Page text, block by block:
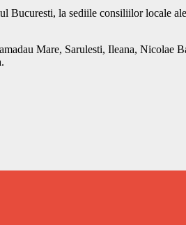
Bucuresti, la sediile consiliilor locale
Mare, Sarulesti, Ileana, Nicolae